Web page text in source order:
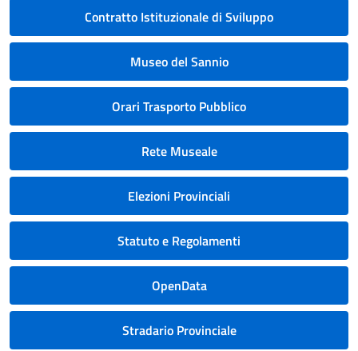
Contratto Istituzionale di Sviluppo
Museo del Sannio
Orari Trasporto Pubblico
Rete Museale
Elezioni Provinciali
Statuto e Regolamenti
OpenData
Stradario Provinciale